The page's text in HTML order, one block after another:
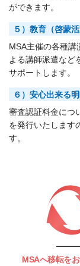
ができます。
５）教育（啓蒙
MSA主催の各種講
よる講師派遣など
サポートします。
６）安心出来る
審査認証料金につ
を発行いたします
す。
MSAへ移転を